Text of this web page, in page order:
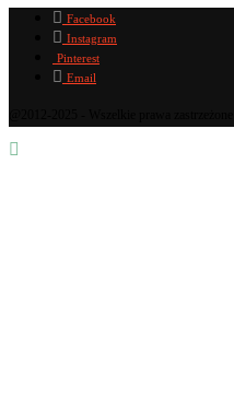
Facebook
Instagram
Pinterest
Email